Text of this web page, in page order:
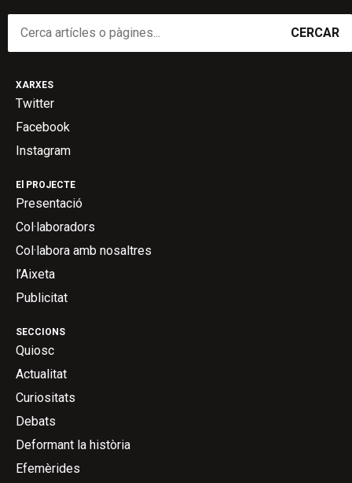
CERCAR
SECCIONS
Quiosc
Actualitat
Curiositats
Debats
Deformant la història
Efemèrides
El PROJECTE
Presentació
Col·laboradors
Col·labora amb nosaltres
l’Aixeta
Publicitat
XARXES
Twitter
Facebook
Instagram